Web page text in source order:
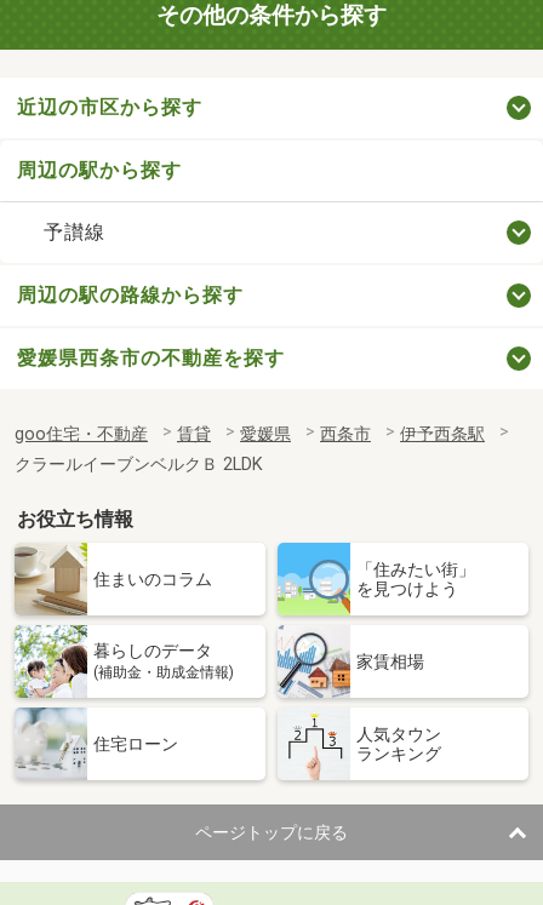
その他の条件から探す
近辺の市区から探す
周辺の駅から探す
予讃線
周辺の駅の路線から探す
愛媛県西条市の不動産を探す
goo住宅・不動産 賃貸 愛媛県 西条市
伊予西条駅
クラールイーブンベルクＢ 2LDK
お役立ち情報
住まいのコラム
「住みたい街」
を見つけよう
暮らしのデータ
(補助金・助成金情報)
家賃相場
住宅ローン
人気タウン
ランキング
ページトップに戻る